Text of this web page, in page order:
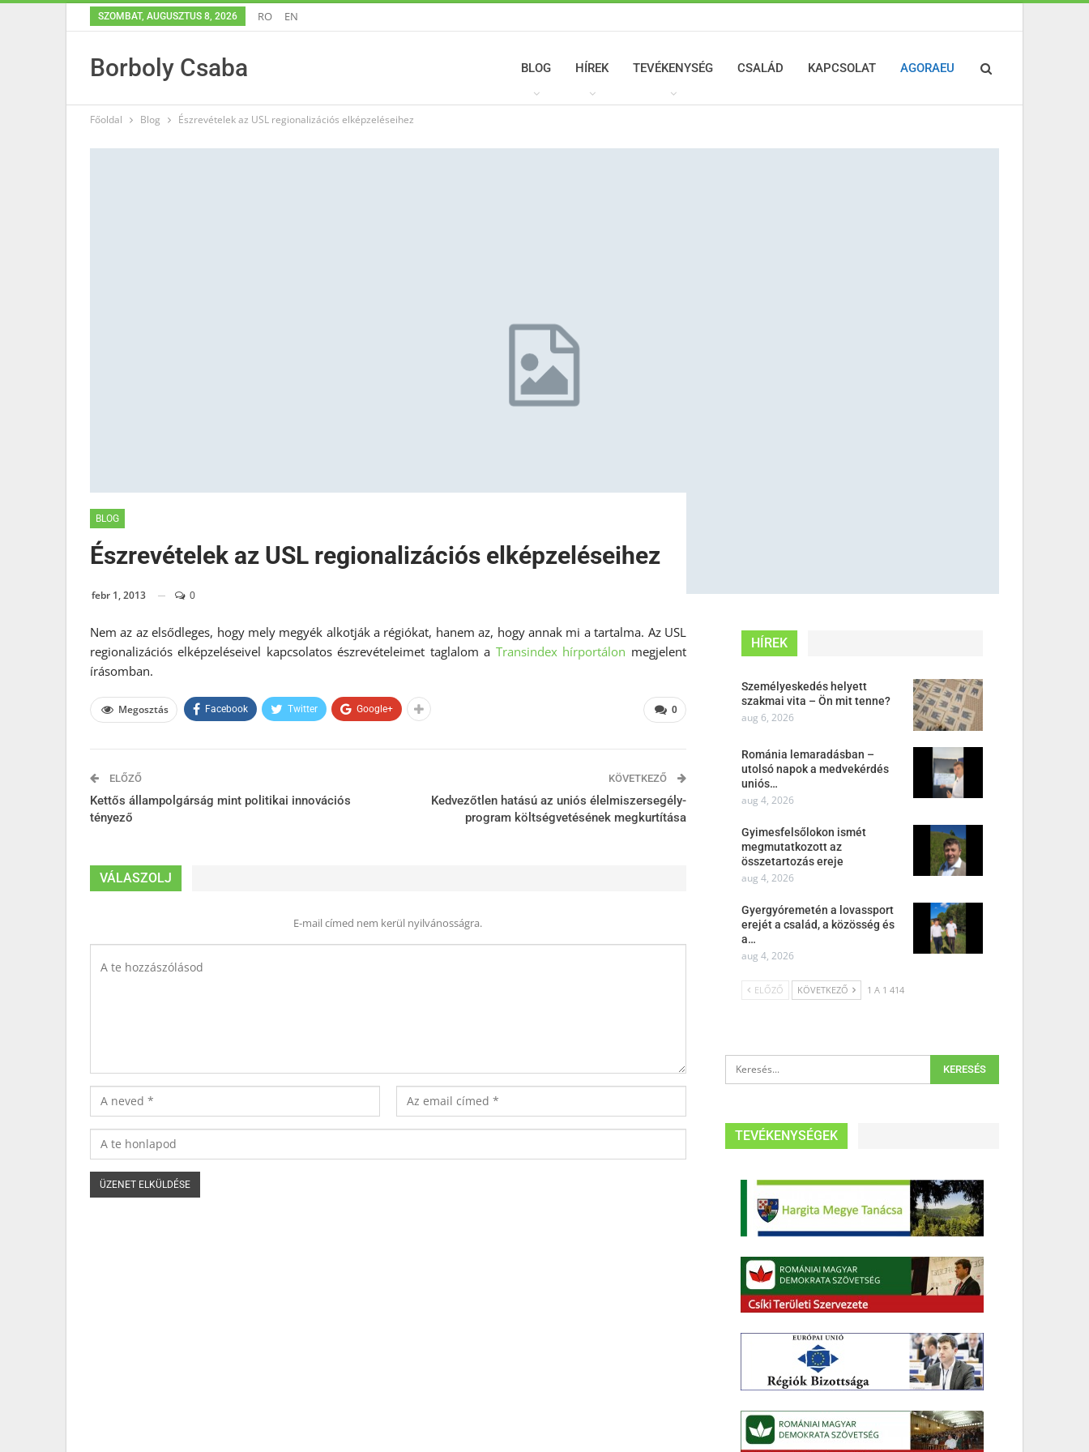
SZOMBAT, AUGUSZTUS 8, 2026 RO EN
Borboly Csaba BLOG HÍREK TEVÉKENYSÉG CSALÁD KAPCSOLAT AGORAEU
Főoldal Blog Észrevételek az USL regionalizációs elképzeléseihez
BLOG
Észrevételek az USL regionalizációs elképzeléseihez
febr 1, 2013 0
Nem az az elsődleges, hogy mely megyék alkotják a régiókat, hanem az, hogy annak mi a tartalma. Az USL
regionalizációs elképzeléseivel kapcsolatos észrevételeimet taglalom a Transindex hírportálon megjelent
írásomban.
0
Megosztás Facebook Twitter Google+
ELŐZŐ
Kettős állampolgárság mint politikai innovációs
tényező
KÖVETKEZŐ
Kedvezőtlen hatású az uniós élelmiszersegély-
program költségvetésének megkurtítása
VÁLASZOLJ
E-mail címed nem kerül nyilvánosságra.
HÍREK
Személyeskedés helyett
szakmai vita – Ön mit tenne?
aug 6, 2026
Románia lemaradásban –
utolsó napok a medvekérdés
uniós…
aug 4, 2026
Gyimesfelsőlokon ismét
megmutatkozott az
összetartozás ereje
aug 4, 2026
Gyergyóremetén a lovassport
erejét a család, a közösség és
a…
aug 4, 2026
ELŐZŐ KÖVETKEZŐ 1 A 1 414
TEVÉKENYSÉGEK